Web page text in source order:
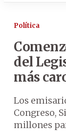
Política
del
más
Los
Congreso,
millones